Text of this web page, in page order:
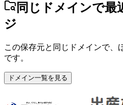
同じドメインで最
ジ
この保存元と同じドメインで、
です。
ドメイン一覧を見る